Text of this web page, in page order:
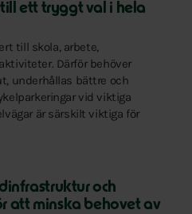
ett tryggt val i hela
till skola, arbete,
Därför behöver
underhållas bättre och
vid viktiga
är särskilt viktiga för
och
att minska behovet av